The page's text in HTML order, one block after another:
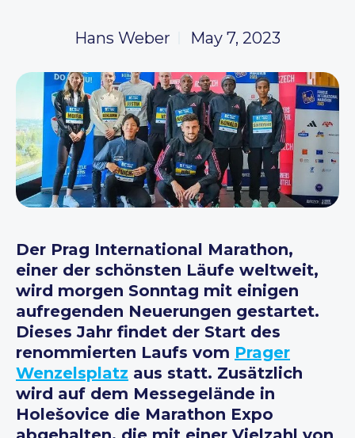
Hans Weber May 7, 2023
Der Prag International Marathon,
einer der schönsten Läufe weltweit,
wird morgen Sonntag mit einigen
aufregenden Neuerungen gestartet.
Dieses Jahr findet der Start des
renommierten Laufs vom Prager
Wenzelsplatz aus statt. Zusätzlich
wird auf dem Messegelände in
Holešovice die Marathon Expo